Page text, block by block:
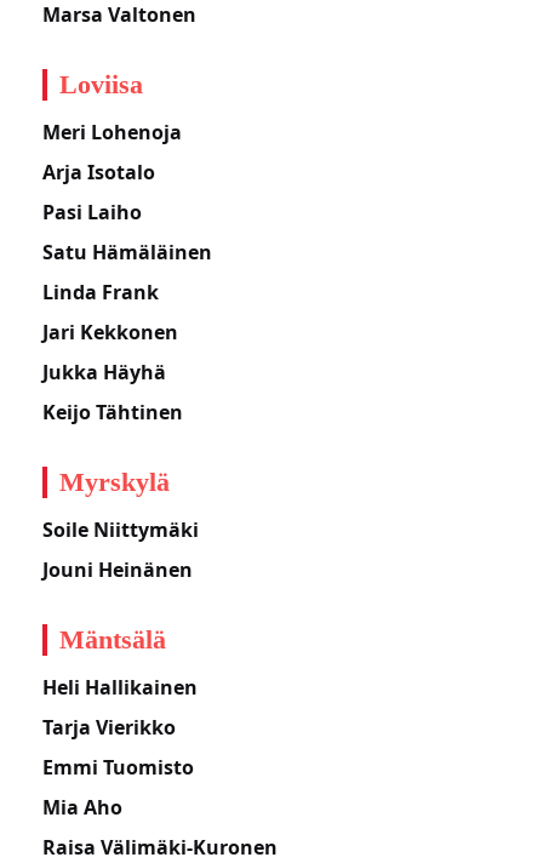
Marsa Valtonen
Loviisa
Meri Lohenoja
Arja Isotalo
Pasi Laiho
Satu Hämäläinen
Linda Frank
Jari Kekkonen
Jukka Häyhä
Keijo Tähtinen
Myrskylä
Soile Niittymäki
Jouni Heinänen
Mäntsälä
Heli Hallikainen
Tarja Vierikko
Emmi Tuomisto
Mia Aho
Raisa Välimäki-Kuronen